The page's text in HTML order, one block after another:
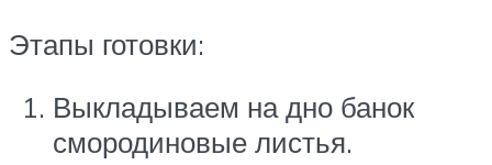
Этапы готовки:
Выкладываем на дно банок
смородиновые листья.